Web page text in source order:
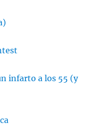
infarto a los 55 (y